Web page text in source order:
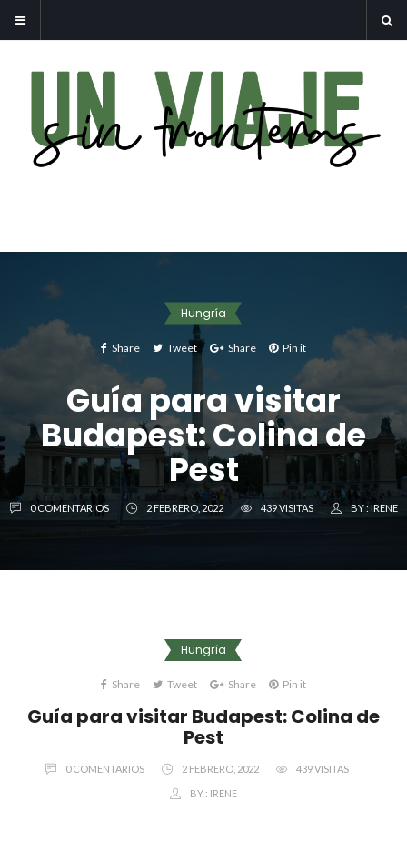
Hungría
Share Tweet Share Pin it
Guía para visitar
Budapest: Colina de
Pest
0 COMENTARIOS 2 FEBRERO, 2022 439 VISITAS BY : IRENE
Hungría
Share Tweet Share Pin it
Guía para visitar Budapest: Colina de
Pest
0 COMENTARIOS 2 FEBRERO, 2022 439 VISITAS
BY : IRENE